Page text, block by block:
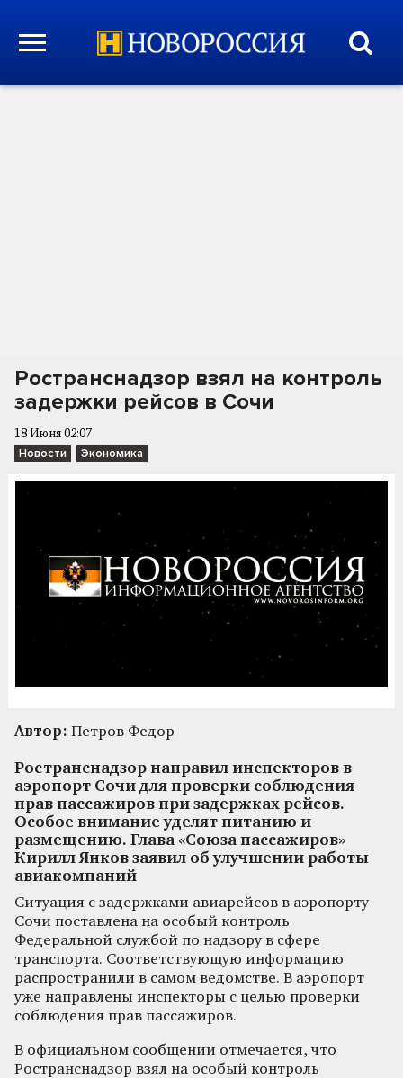
Ространснадзор взял на контроль
задержки рейсов в Сочи
18 Июня 02:07
Новости Экономика
Автор: Петров Федор
Ространснадзор направил инспекторов в
аэропорт Сочи для проверки соблюдения
прав пассажиров при задержках рейсов.
Особое внимание уделят питанию и
размещению. Глава «Союза пассажиров»
Кирилл Янков заявил об улучшении работы
авиакомпаний
Ситуация с задержками авиарейсов в аэропорту
Сочи поставлена на особый контроль
Федеральной службой по надзору в сфере
транспорта. Соответствующую информацию
распространили в самом ведомстве. В аэропорт
уже направлены инспекторы с целью проверки
соблюдения прав пассажиров.
В официальном сообщении отмечается, что
Ространснадзор взял на особый контроль